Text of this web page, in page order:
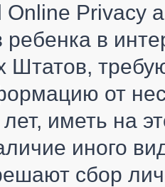
Online Privacy
в
от
иметь на
иного
сбор